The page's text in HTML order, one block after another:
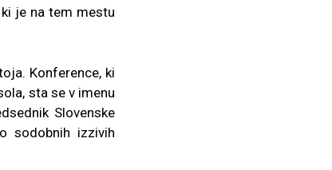
je na tem mestu
Konference, ki
sta se v imenu
Slovenske
sodobnih izzivih